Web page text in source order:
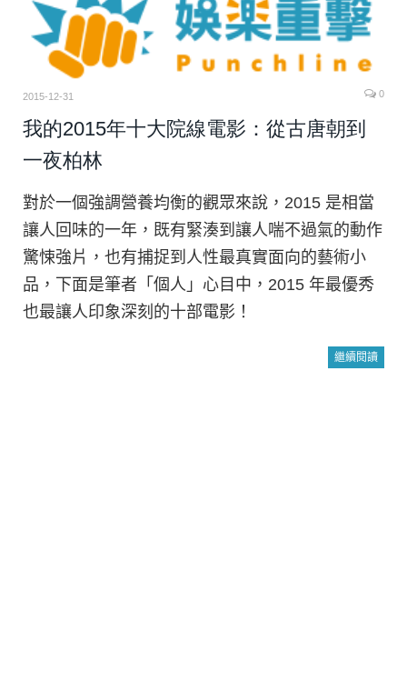
2015-12-31 0
我的2015年十大院線電影：從古唐朝到
一夜柏林
對於一個強調營養均衡的觀眾來說，2015 是相當
讓人回味的一年，既有緊湊到讓人喘不過氣的動作
驚悚強片，也有捕捉到人性最真實面向的藝術小
品，下面是筆者「個人」心目中，2015 年最優秀
也最讓人印象深刻的十部電影！
繼續閱讀